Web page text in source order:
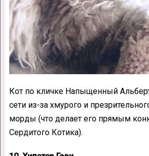
Кот по кличке Напыщенный
сети из-за хмурого и
морды (что делает его прямым
Сердитого Котика).